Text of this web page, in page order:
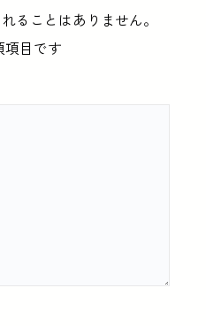
ることはありません。
項目です